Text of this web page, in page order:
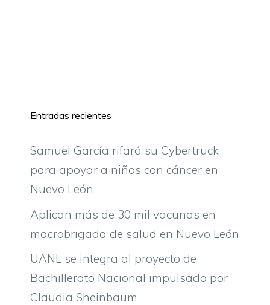
Entradas recientes
Samuel García rifará su Cybertruck
para apoyar a niños con cáncer en
Nuevo León
Aplican más de 30 mil vacunas en
macrobrigada de salud en Nuevo León
UANL se integra al proyecto de
Bachillerato Nacional impulsado por
Claudia Sheinbaum